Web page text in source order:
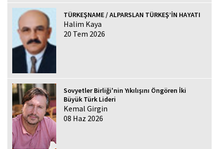
TÜRKEŞNAME / ALPARSLAN TÜRKEŞ’İN HAYATI
Halim Kaya
20 Tem 2026
Sovyetler Birliği'nin Yıkılışını Öngören İki
Büyük Türk Lideri
Kemal Girgin
08 Haz 2026